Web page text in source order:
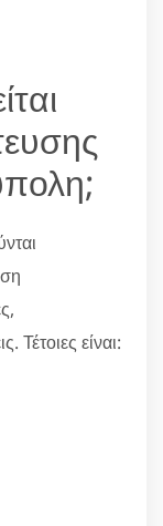
Τέτοιες είναι: